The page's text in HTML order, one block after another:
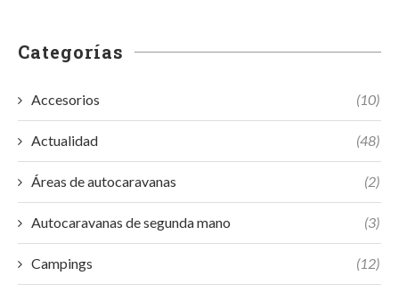
Categorías
Accesorios (10)
Actualidad (48)
Áreas de autocaravanas (2)
Autocaravanas de segunda mano (3)
Campings (12)